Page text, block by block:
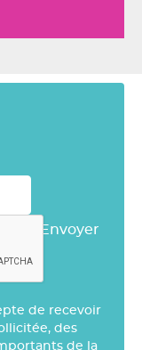
Envoyer
de recevoir
des
de la